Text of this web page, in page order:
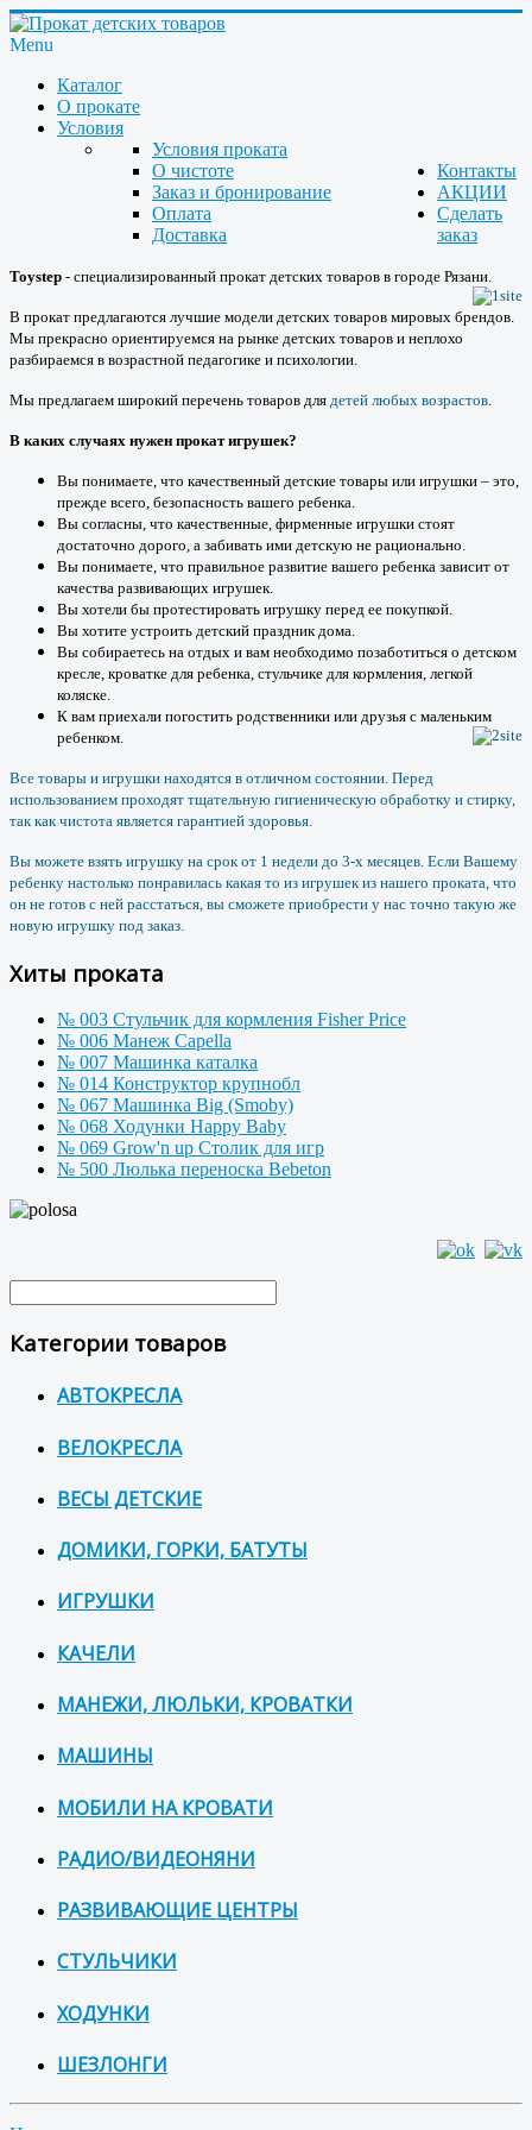
Menu
Каталог
О прокате
Условия
Условия проката
О чистоте
Заказ и бронирование
Оплата
Доставка
Контакты
АКЦИИ
Сделать
заказ
Toystep - специализированный прокат детских товаров в городе Рязани.
В прокат предлагаются лучшие модели детских товаров мировых брендов.
Мы прекрасно ориентируемся на рынке детских товаров и неплохо
разбираемся в возрастной педагогике и психологии.
Мы предлагаем широкий перечень товаров для детей любых возрастов.
В каких случаях нужен прокат игрушек?
Вы понимаете, что качественный детские товары или игрушки – это,
прежде всего, безопасность вашего ребенка.
Вы согласны, что качественные, фирменные игрушки стоят
достаточно дорого, а забивать ими детскую не рационально.
Вы понимаете, что правильное развитие вашего ребенка зависит от
качества развивающих игрушек.
Вы хотели бы протестировать игрушку перед ее покупкой.
Вы хотите устроить детский праздник дома.
Вы собираетесь на отдых и вам необходимо позаботиться о детском
кресле, кроватке для ребенка, стульчике для кормления, легкой
коляске.
К вам приехали погостить родственники или друзья с маленьким
ребенком.
Все товары и игрушки находятся в отличном состоянии. Перед
использованием проходят тщательную гигиеническую обработку и стирку,
так как чистота является гарантией здоровья.
Вы можете взять игрушку на срок от 1 недели до 3-х месяцев. Если Вашему
ребенку настолько понравилась какая то из игрушек из нашего проката, что
он не готов с ней расстаться, вы сможете приобрести у нас точно такую же
новую игрушку под заказ.
Хиты проката
№ 003 Стульчик для кормления Fisher Price
№ 006 Манеж Capella
№ 007 Машинка каталка
№ 014 Конструктор крупнобл
№ 067 Машинка Big (Smoby)
№ 068 Ходунки Happy Baby
№ 069 Grow'n up Столик для игр
№ 500 Люлька переноска Bebeton
Категории товаров
АВТОКРЕСЛА
ВЕЛОКРЕСЛА
ВЕСЫ ДЕТСКИЕ
ДОМИКИ, ГОРКИ, БАТУТЫ
ИГРУШКИ
КАЧЕЛИ
МАНЕЖИ, ЛЮЛЬКИ, КРОВАТКИ
МАШИНЫ
МОБИЛИ НА КРОВАТИ
РАДИО/ВИДЕОНЯНИ
РАЗВИВАЮЩИЕ ЦЕНТРЫ
СТУЛЬЧИКИ
ХОДУНКИ
ШЕЗЛОНГИ